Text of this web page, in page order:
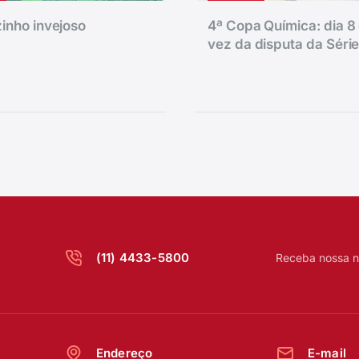
invejoso
4ª Copa Química: dia 8
vez da disputa da
(11) 4433-5800 Receba nossa
Endereço E-mail